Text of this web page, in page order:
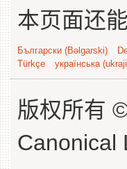
本页面还
Български (Bəlgarski)
Türkçe
українська
版权所有
Canonical